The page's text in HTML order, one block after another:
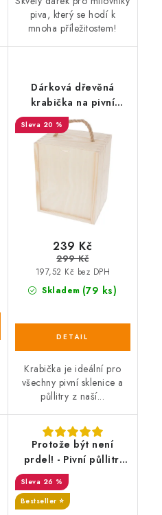
piva, který se hodí k
mnoha příležitostem!
Dárková dřevěná
krabička na pivní
půllitr
20 %
Skladem (79 ks)
197,52 Kč bez DPH
239 Kč
299 Kč
Krabička je ideální pro
všechny pivní sklenice a
půllitry z naší...
Protože být není
prdel! - Pivní půllitr,
se jménem
26 %
Bestseller ⭐️